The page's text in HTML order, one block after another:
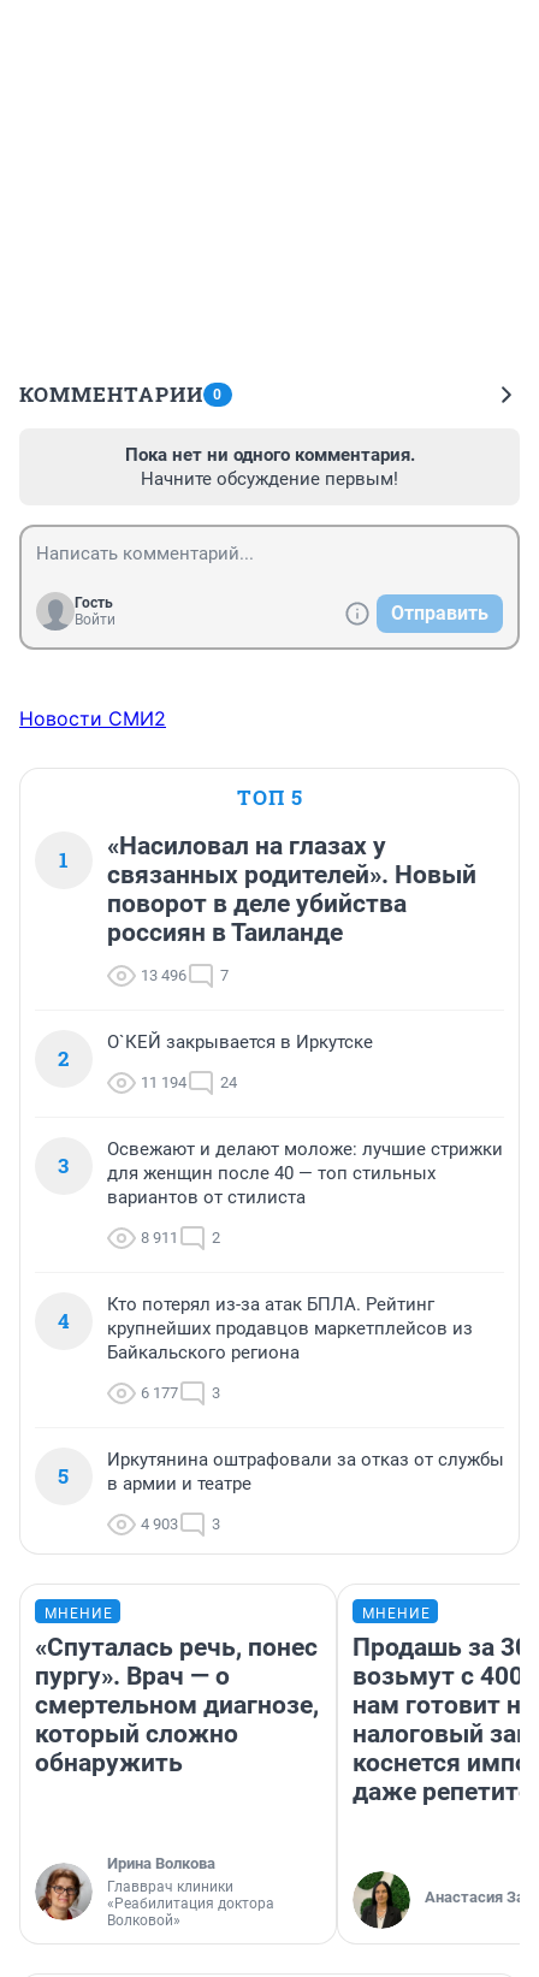
КОММЕНТАРИИ 0
Пока нет ни одного комментария.
Начните обсуждение первым!
Гость
Войти
Отправить
Новости СМИ2
ТОП 5
1
«Насиловал на глазах у
связанных родителей». Новый
поворот в деле убийства
россиян в Таиланде
13 496 7
2
О`КЕЙ закрывается в Иркутске
11 194 24
3
Освежают и делают моложе: лучшие стрижки
для женщин после 40 — топ стильных
вариантов от стилиста
8 911 2
4
Кто потерял из-за атак БПЛА. Рейтинг
крупнейших продавцов маркетплейсов из
Байкальского региона
6 177 3
5
Иркутянина оштрафовали за отказ от службы
в армии и театре
4 903 3
МНЕНИЕ
«Спуталась речь, понес
пургу». Врач — о
смертельном диагнозе,
который сложно
обнаружить
Ирина Волкова
Главврач клиники
«Реабилитация доктора
Волковой»
МНЕНИЕ
Продашь за
возьмут с
нам готовит
налоговый
коснется
даже
Анастасия